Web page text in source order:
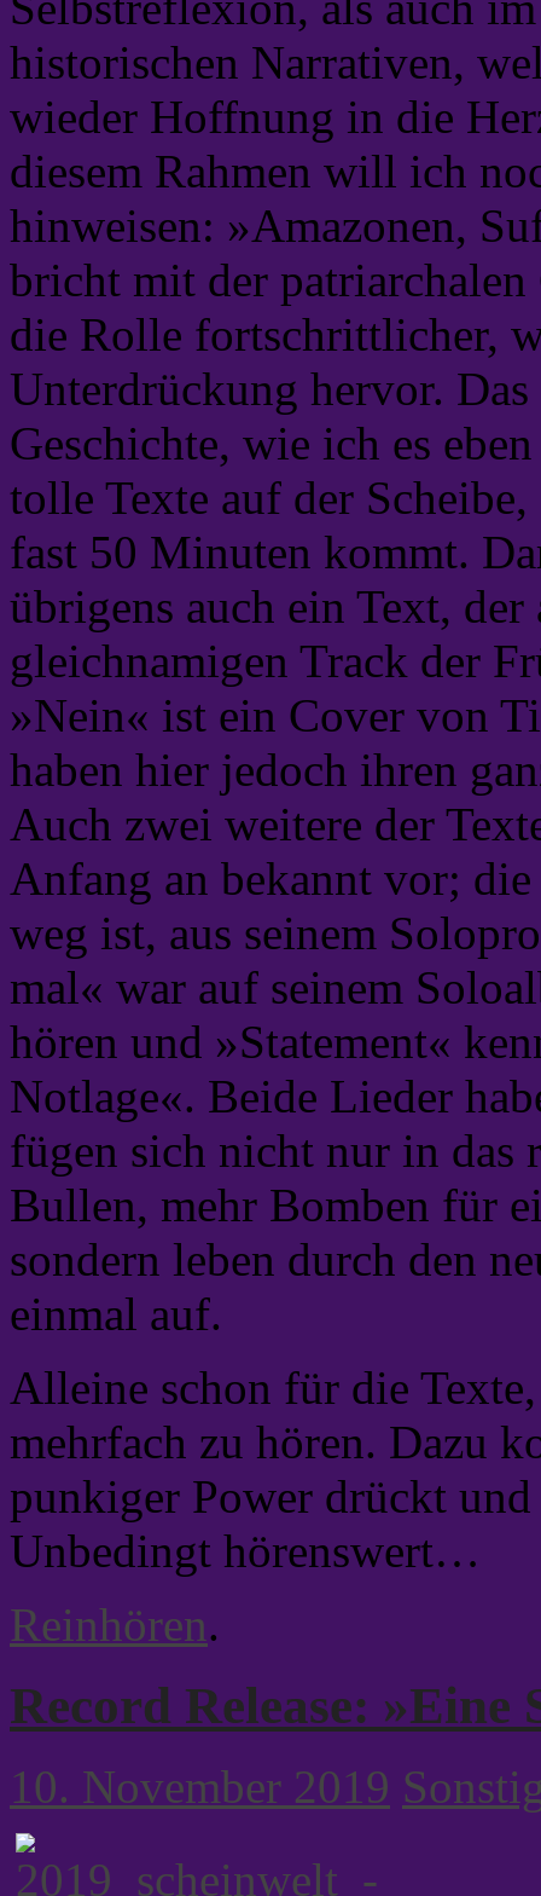
historischen Narrativen,
wieder Hoffnung in die
diesem Rahmen will ich
hinweisen: »Amazonen,
bricht mit der patriarchalen
die Rolle fortschrittlicher,
Unterdrückung hervor.
Geschichte, wie ich es
tolle Texte auf der
fast 50 Minuten kommt.
übrigens auch ein Text,
gleichnamigen Track der
»Nein« ist ein Cover von
haben hier jedoch ihren
Auch zwei weitere der
Anfang an bekannt vor;
weg ist, aus seinem
mal« war auf seinem
hören und »Statement«
Notlage«. Beide Lieder
fügen sich nicht nur in das
Bullen, mehr Bomben für
sondern leben durch den
einmal auf.
Alleine schon für die
mehrfach zu hören. Dazu
punkiger Power drückt
Unbedingt hörenswert…
Reinhören.
Record Release: »Eine
10. November 2019